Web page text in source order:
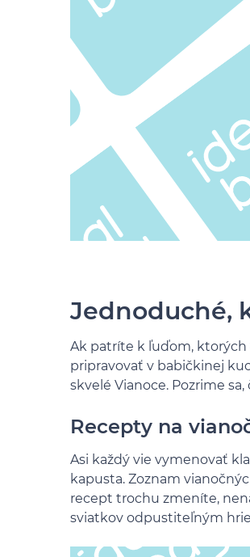
Jednoduché,
Ak patríte k ľuďom, ktorých
pripravovať v babičkinej
skvelé Vianoce. Pozrime
Recepty na
Asi každý vie vymenovať
kapusta. Zoznam
recept trochu zmeníte,
sviatkov odpustiteľným